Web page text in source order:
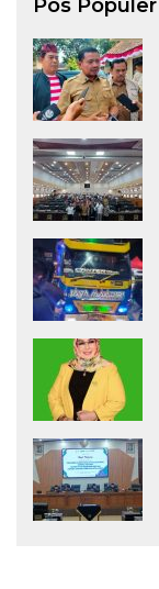
Pos Populer